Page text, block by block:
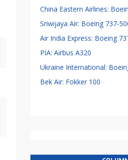
China Eastern Airlines:
Sriwijaya Air: Boeing 737-
Air India Express: Boeing
PIA: Airbus A320
Ukraine International:
Bek Air: Fokker 100